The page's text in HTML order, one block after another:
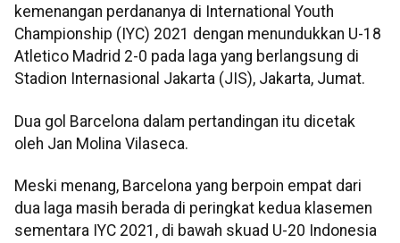
kemenangan perdananya di International Youth
Championship (IYC) 2021 dengan menundukkan U-18
Atletico Madrid 2-0 pada laga yang berlangsung di
Stadion Internasional Jakarta (JIS), Jakarta, Jumat.
Dua gol Barcelona dalam pertandingan itu dicetak
oleh Jan Molina Vilaseca.
Meski menang, Barcelona yang berpoin empat dari
dua laga masih berada di peringkat kedua klasemen
sementara IYC 2021, di bawah skuad U-20 Indonesia